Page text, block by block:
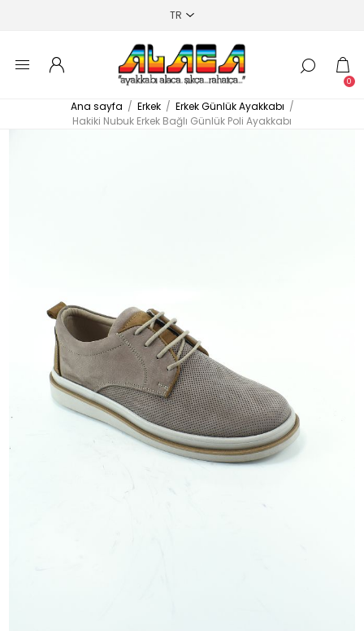
0
Ana sayfa / Erkek / Erkek Günlük Ayakkabı /
Hakiki Nubuk Erkek Bağlı Günlük Poli Ayakkabı